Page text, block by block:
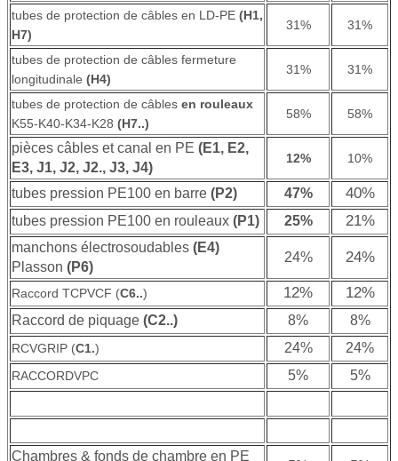
tubes de protection de câbles en LD-PE (H1,
H7)
31% 31%
tubes de protection de câbles fermeture
longitudinale (H4)
31% 31%
tubes de protection de câbles en rouleaux
K55-K40-K34-K28 (H7..)
58% 58%
pièces câbles et canal en PE (E1, E2,
E3, J1, J2, J2., J3, J4)
12% 10%
tubes pression PE100 en barre (P2) 47% 40%
tubes pression PE100 en rouleaux (P1) 25% 21%
manchons électrosoudables (E4)
Plasson (P6)
24% 24%
Raccord TCPVCF (C6..) 12% 12%
Raccord de piquage (C2..) 8% 8%
RCVGRIP (C1.) 24% 24%
RACCORDVPC 5% 5%
Chambres & fonds de chambre en PE